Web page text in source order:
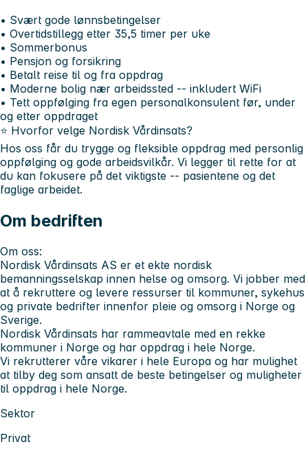
• Svært gode lønnsbetingelser
• Overtidstillegg etter 35,5 timer per uke
• Sommerbonus
• Pensjon og forsikring
• Betalt reise til og fra oppdrag
• Moderne bolig nær arbeidssted -- inkludert WiFi
• Tett oppfølging fra egen personalkonsulent før, under
og etter oppdraget
⭐ Hvorfor velge Nordisk Vårdinsats?
Hos oss får du trygge og fleksible oppdrag med personlig
oppfølging og gode arbeidsvilkår. Vi legger til rette for at
du kan fokusere på det viktigste -- pasientene og det
faglige arbeidet.
Om bedriften
Om oss:
Nordisk Vårdinsats AS er et ekte nordisk
bemanningsselskap innen helse og omsorg. Vi jobber med
at å rekruttere og levere ressurser til kommuner, sykehus
og private bedrifter innenfor pleie og omsorg i Norge og
Sverige.
Nordisk Vårdinsats har rammeavtale med en rekke
kommuner i Norge og har oppdrag i hele Norge.
Vi rekrutterer våre vikarer i hele Europa og har mulighet
at tilby deg som ansatt de beste betingelser og muligheter
til oppdrag i hele Norge.
Sektor
Privat